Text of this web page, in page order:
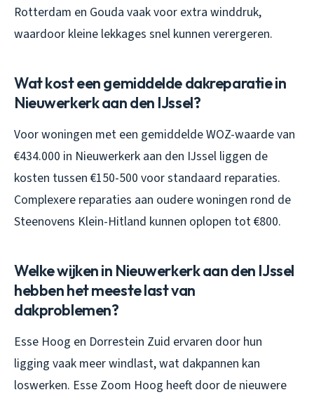
Rotterdam en Gouda vaak voor extra winddruk,
waardoor kleine lekkages snel kunnen verergeren.
Wat kost een gemiddelde dakreparatie in
Nieuwerkerk aan den IJssel?
Voor woningen met een gemiddelde WOZ-waarde van
€434.000 in Nieuwerkerk aan den IJssel liggen de
kosten tussen €150-500 voor standaard reparaties.
Complexere reparaties aan oudere woningen rond de
Steenovens Klein-Hitland kunnen oplopen tot €800.
Welke wijken in Nieuwerkerk aan den IJssel
hebben het meeste last van
dakproblemen?
Esse Hoog en Dorrestein Zuid ervaren door hun
ligging vaak meer windlast, wat dakpannen kan
loswerken. Esse Zoom Hoog heeft door de nieuwere